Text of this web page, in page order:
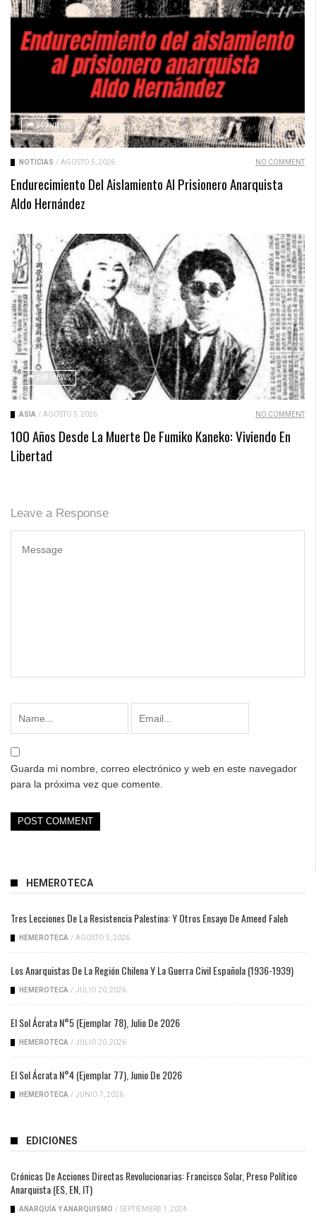
249 VIEWS
NOTICIAS / AGOSTO 5, 2026 NO COMMENT
Endurecimiento Del Aislamiento Al Prisionero Anarquista
Aldo Hernández
268 VIEWS
ASIA / AGOSTO 5, 2026 NO COMMENT
100 Años Desde La Muerte De Fumiko Kaneko: Viviendo En
Libertad
Leave a Response
Guarda mi nombre, correo electrónico y web en este navegador
para la próxima vez que comente.
HEMEROTECA
Tres Lecciones De La Resistencia Palestina: Y Otros Ensayo De Ameed Faleh
HEMEROTECA / AGOSTO 5, 2026
Los Anarquistas De La Región Chilena Y La Guerra Civil Española (1936-1939)
HEMEROTECA / JULIO 20, 2026
El Sol Ácrata N°5 (ejemplar 78), Julio De 2026
HEMEROTECA / JULIO 20, 2026
El Sol Ácrata N°4 (ejemplar 77), Junio De 2026
HEMEROTECA / JUNIO 7, 2026
EDICIONES
Crónicas De Acciones Directas Revolucionarias: Francisco Solar, Preso Político
Anarquista (ES, EN, IT)
ANARQUÍA Y ANARQUISMO / SEPTIEMBRE 1, 2024